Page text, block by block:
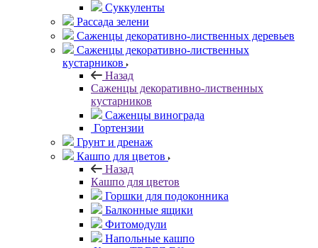
Суккуленты
Рассада зелени
Саженцы декоративно-лиственных деревьев
Саженцы декоративно-лиственных
кустарников
Назад
Саженцы декоративно-лиственных
кустарников
Саженцы винограда
Гортензии
Грунт и дренаж
Кашпо для цветов
Назад
Кашпо для цветов
Горшки для подоконника
Балконные ящики
Фитомодули
Напольные кашпо